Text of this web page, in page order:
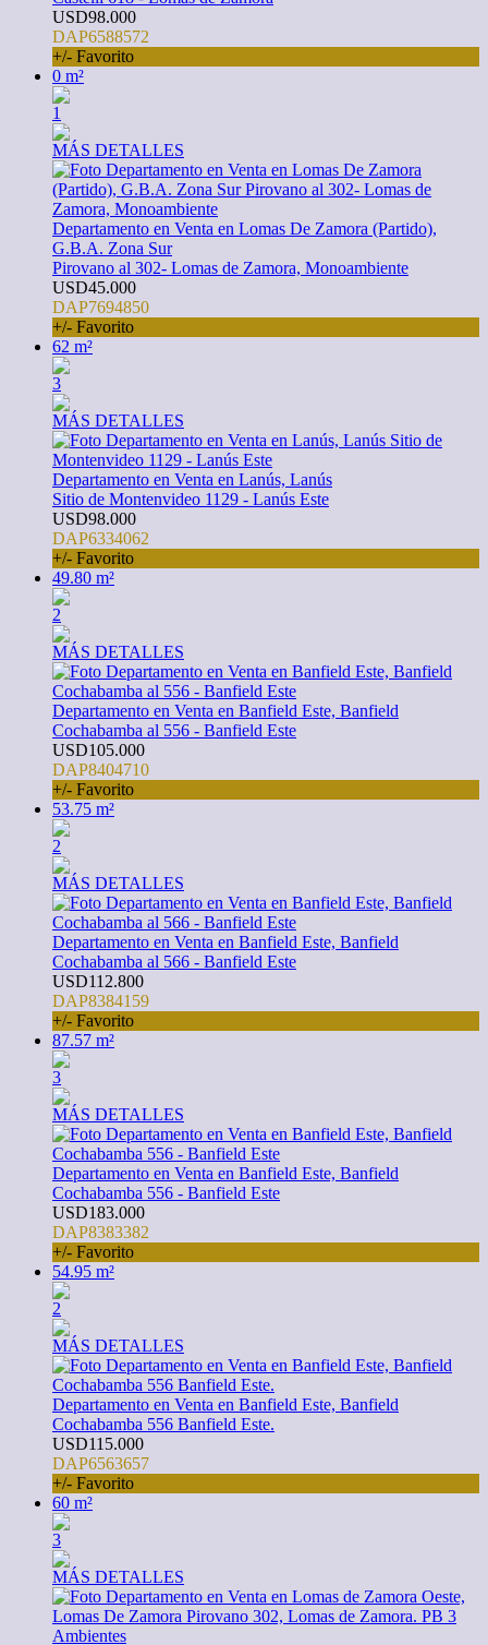
USD98.000
DAP6588572
+/- Favorito
0 m²
1
MÁS DETALLES
Departamento en Venta en Lomas De Zamora (Partido),
G.B.A. Zona Sur
Pirovano al 302- Lomas de Zamora, Monoambiente
USD45.000
DAP7694850
+/- Favorito
62 m²
3
MÁS DETALLES
Departamento en Venta en Lanús, Lanús
Sitio de Montenvideo 1129 - Lanús Este
USD98.000
DAP6334062
+/- Favorito
49.80 m²
2
MÁS DETALLES
Departamento en Venta en Banfield Este, Banfield
Cochabamba al 556 - Banfield Este
USD105.000
DAP8404710
+/- Favorito
53.75 m²
2
MÁS DETALLES
Departamento en Venta en Banfield Este, Banfield
Cochabamba al 566 - Banfield Este
USD112.800
DAP8384159
+/- Favorito
87.57 m²
3
MÁS DETALLES
Departamento en Venta en Banfield Este, Banfield
Cochabamba 556 - Banfield Este
USD183.000
DAP8383382
+/- Favorito
54.95 m²
2
MÁS DETALLES
Departamento en Venta en Banfield Este, Banfield
Cochabamba 556 Banfield Este.
USD115.000
DAP6563657
+/- Favorito
60 m²
3
MÁS DETALLES